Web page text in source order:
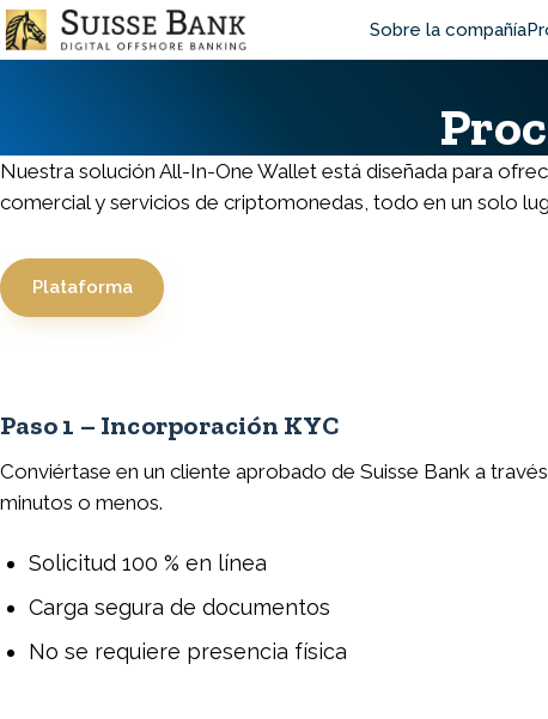
Skip
to
Main
Sobre la compañía
Nuestra solución All-In-One Wallet está diseñada para
comercial y servicios de criptomonedas, todo en un solo
Plataforma
Paso 1 – Incorporación KYC
Conviértase en un cliente aprobado de Suisse Bank a
minutos o menos.
Solicitud 100 % en línea
Carga segura de documentos
No se requiere presencia física